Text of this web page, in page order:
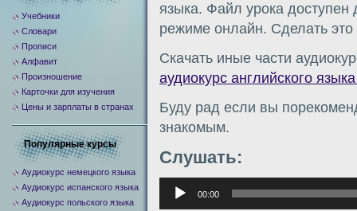
языка. Файл урока
режиме онлайн. Сделать
Скачать иные части
аудиокурс английского
Буду рад если вы
знакомым.
Слушать:
Аудиоплеер
00:00
Учебники
Словари
Прописи
Алфавит
Произношение
Карточки для изучения
Цены и зарплаты в странах
Популярные курсы
Аудиокурс немецкого языка
Аудиокурс испанского языка
Аудиокурс польского языка